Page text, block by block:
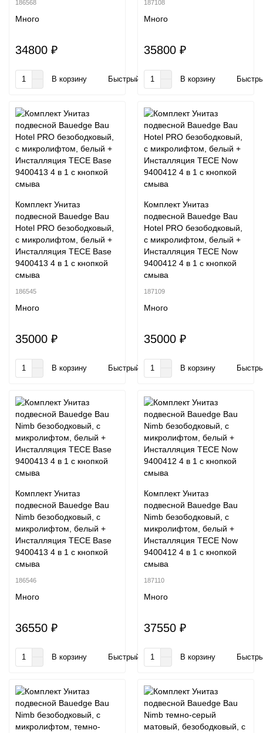
186568
Много
34800 ₽
В корзину Быстрый заказ
187108
Много
35800 ₽
В корзину
Комплект Унитаз
подвесной Bauedge Bau
Hotel PRO безободковый,
с микролифтом, белый +
Инсталляция TECE Base
9400413 4 в 1 с кнопкой
смыва
186545
Много
35000 ₽
В корзину Быстрый заказ
Комплект Унитаз
подвесной Bauedge Bau
Hotel PRO безободковый,
с микролифтом, белый +
Инсталляция TECE Now
9400412 4 в 1 с кнопкой
смыва
187109
Много
35000 ₽
В корзину
Комплект Унитаз
подвесной Bauedge Bau
Nimb безободковый, с
микролифтом, белый +
Инсталляция TECE Base
9400413 4 в 1 с кнопкой
смыва
186546
Много
36550 ₽
В корзину Быстрый заказ
Комплект Унитаз
подвесной Bauedge Bau
Nimb безободковый, с
микролифтом, белый +
Инсталляция TECE Now
9400412 4 в 1 с кнопкой
смыва
187110
Много
37550 ₽
В корзину